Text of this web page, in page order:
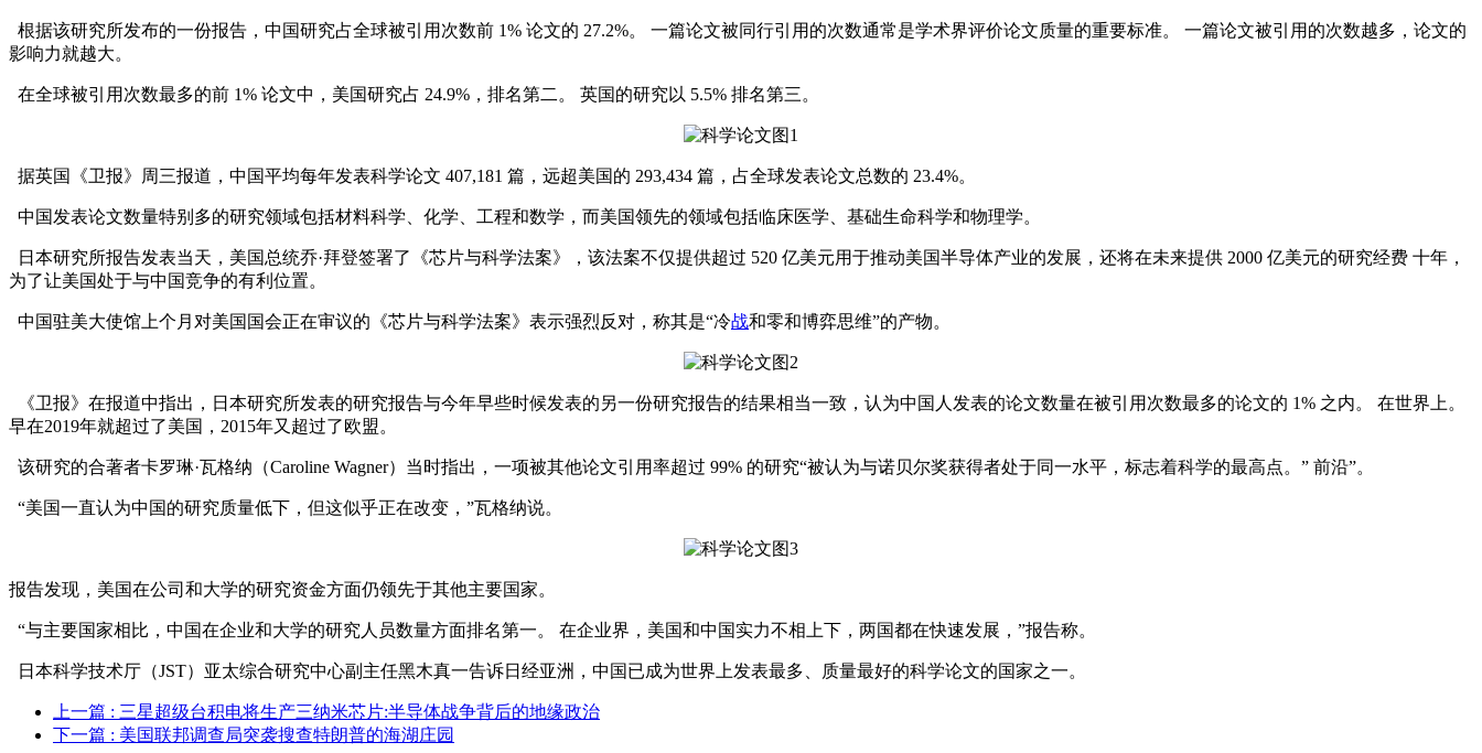
根据该研究所发布的一份报告，中国研究占全球被引用次数前 1% 论文的 27.2%。 一篇论文被同行引用的次数通常是学术界评价论文质量的重要标准。 一篇论文被引用的次数越多，论文的
影响力就越大。
在全球被引用次数最多的前 1% 论文中，美国研究占 24.9%，排名第二。 英国的研究以 5.5% 排名第三。
据英国《卫报》周三报道，中国平均每年发表科学论文 407,181 篇，远超美国的 293,434 篇，占全球发表论文总数的 23.4%。
中国发表论文数量特别多的研究领域包括材料科学、化学、工程和数学，而美国领先的领域包括临床医学、基础生命科学和物理学。
日本研究所报告发表当天，美国总统乔·拜登签署了《芯片与科学法案》，该法案不仅提供超过 520 亿美元用于推动美国半导体产业的发展，还将在未来提供 2000 亿美元的研究经费 十年，
为了让美国处于与中国竞争的有利位置。
中国驻美大使馆上个月对美国国会正在审议的《芯片与科学法案》表示强烈反对，称其是“冷战和零和博弈思维”的产物。
《卫报》在报道中指出，日本研究所发表的研究报告与今年早些时候发表的另一份研究报告的结果相当一致，认为中国人发表的论文数量在被引用次数最多的论文的 1% 之内。 在世界上。
早在2019年就超过了美国，2015年又超过了欧盟。
该研究的合著者卡罗琳·瓦格纳（Caroline Wagner）当时指出，一项被其他论文引用率超过 99% 的研究“被认为与诺贝尔奖获得者处于同一水平，标志着科学的最高点。” 前沿”。
“美国一直认为中国的研究质量低下，但这似乎正在改变，”瓦格纳说。
报告发现，美国在公司和大学的研究资金方面仍领先于其他主要国家。
“与主要国家相比，中国在企业和大学的研究人员数量方面排名第一。 在企业界，美国和中国实力不相上下，两国都在快速发展，”报告称。
日本科学技术厅（JST）亚太综合研究中心副主任黑木真一告诉日经亚洲，中国已成为世界上发表最多、质量最好的科学论文的国家之一。
上一篇 : 三星超级台积电将生产三纳米芯片:半导体战争背后的地缘政治
下一篇 : 美国联邦调查局突袭搜查特朗普的海湖庄园